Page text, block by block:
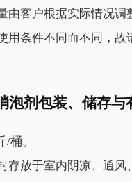
客户根据实际情况调
条件不同而不同，故
剂包装、储存与
/桶。
放于室内阴凉、通风